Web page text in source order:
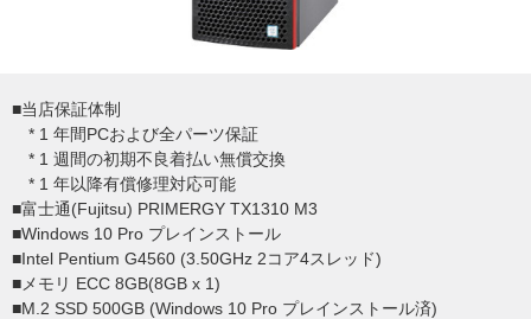
■当店保証体制
* 1 年間PCおよび全パーツ保証
* 1 週間の初期不良着払い無償交換
* 1 年以降有償修理対応可能
■富士通(Fujitsu) PRIMERGY TX1310 M3
■Windows 10 Pro プレインストール
■Intel Pentium G4560 (3.50GHz 2コア4スレッド)
■メモリ ECC 8GB(8GB x 1)
■M.2 SSD 500GB (Windows 10 Pro プレインストール済)